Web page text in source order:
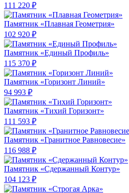
111 220 ₽
Памятник «Плавная Геометрия»
102 920 ₽
Памятник «Единый Профиль»
115 370 ₽
Памятник «Горизонт Линий»
94 993 ₽
Памятник «Тихий Горизонт»
111 593 ₽
Памятник «Гранитное Равновесие»
116 988 ₽
Памятник «Сдержанный Контур»
104 123 ₽